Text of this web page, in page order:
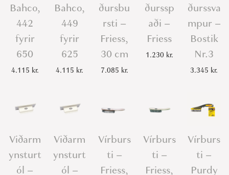
Bahco,
442
fyrir
650
4.115 kr.
Bahco,
449
fyrir
625
4.115 kr.
ðursbu
rsti –
Friess,
30 cm
7.085 kr.
ðurssp
aði –
Friess
1.230 kr.
ðurssva
mpur –
Bostik
Nr.3
3.345 kr.
Viðarm
ynsturt
ól –
Viðarm
ynsturt
ól –
Vírburs
ti –
Friess,
Vírburs
ti –
Friess,
Vírburs
ti –
Purdy